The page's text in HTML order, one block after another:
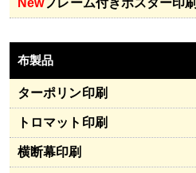
布製品
ターポリン印刷
トロマット印刷
横断幕印刷